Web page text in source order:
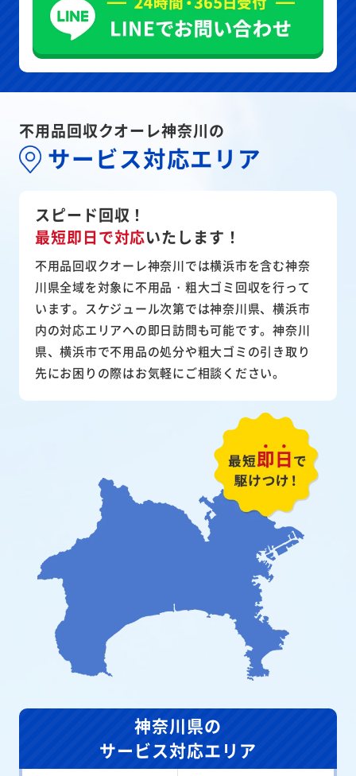
不用品回収クオーレ神奈川の
サービス対応エリア
スピード回収！
最短即日で対応いたします！
不用品回収クオーレ神奈川では横浜市を含む神奈
川県全域を対象に不用品・粗大ゴミ回収を行って
います。スケジュール次第では神奈川県、横浜市
内の対応エリアへの即日訪問も可能です。神奈川
県、横浜市で不用品の処分や粗大ゴミの引き取り
先にお困りの際はお気軽にご相談ください。
神奈川県の
サービス対応エリア